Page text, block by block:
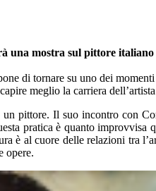
una mostra sul pittore
di tornare su uno dei
meglio la carriera
pittore. Il suo incontro con
pratica è quanto
è al cuore delle relazioni tra
opere.